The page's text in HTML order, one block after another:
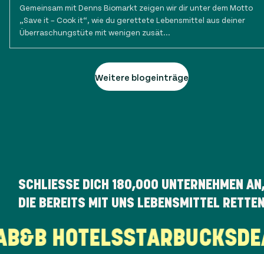
Gemeinsam mit Denns Biomarkt zeigen wir dir unter dem Motto
„Save it – Cook it“, wie du gerettete Lebensmittel aus deiner
Überraschungstüte mit wenigen zusät...
Weitere blogeinträge
SCHLIESSE DICH 180,000 UNTERNEHMEN
DIE BEREITS MIT UNS LEBENSMITTEL
B&B HOTELSSTARBUCKS